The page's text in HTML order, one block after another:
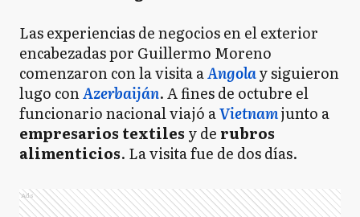
Las experiencias de negocios en el exterior
encabezadas por Guillermo Moreno
comenzaron con la visita aAngolay siguieron
lugo conAzerbaiján. A fines de octubre el
funcionario nacional viajó aVietnamjunto a
empresarios textiles y de rubros
alimenticios. La visita fue de dos días.
Ads